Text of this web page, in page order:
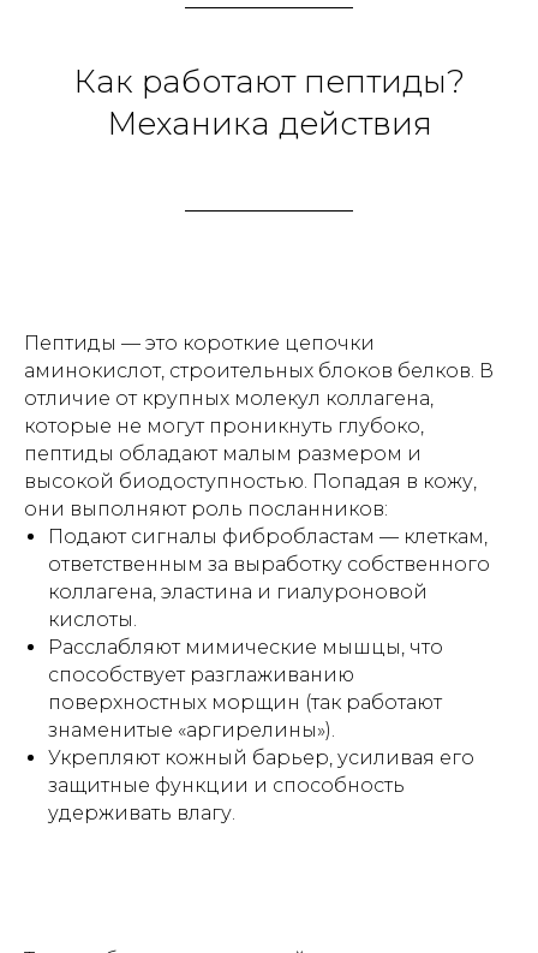
Как работают пептиды?
Механика действия
Пептиды — это короткие цепочки
аминокислот, строительных блоков белков. В
отличие от крупных молекул коллагена,
которые не могут проникнуть глубоко,
пептиды обладают малым размером и
высокой биодоступностью. Попадая в кожу,
они выполняют роль посланников:
Подают сигналы фибробластам — клеткам,
ответственным за выработку собственного
коллагена, эластина и гиалуроновой
кислоты.
Расслабляют мимические мышцы, что
способствует разглаживанию
поверхностных морщин (так работают
знаменитые «аргирелины»).
Укрепляют кожный барьер, усиливая его
защитные функции и способность
удерживать влагу.